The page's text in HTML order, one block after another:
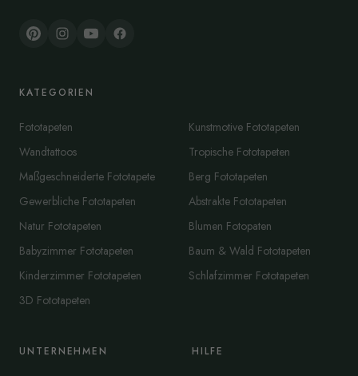
KATEGORIEN
Fototapeten
Wandtattoos
Maßgeschneiderte Fototapete
Gewerbliche Fototapeten
Natur Fototapeten
Babyzimmer Fototapeten
Kinderzimmer Fototapeten
3D Fototapeten
Kunstmotive Fototapeten
Tropische Fototapeten
Berg Fototapeten
Abstrakte Fototapeten
Blumen Fotopaten
Baum & Wald Fototapeten
Schlafzimmer Fototapeten
UNTERNEHMEN HILFE